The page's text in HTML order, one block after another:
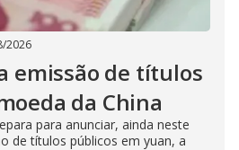
2026
emissão de títulos
da China
para anunciar, ainda neste
de títulos públicos em yuan, a